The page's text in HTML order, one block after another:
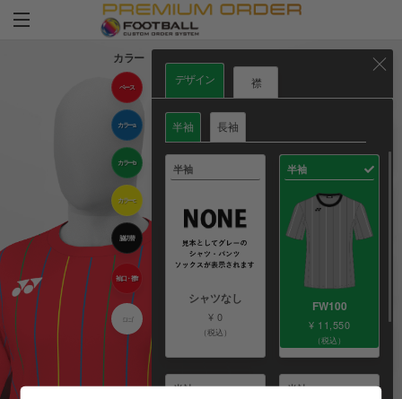
デザイン 襟
パンツ
ソックス
ロゴ
カラー
ベース
カラーa
カラーb
カラーc
脇切替
袖口・襟 f
ロゴ
半袖 長袖
半袖
シャツなし
¥ 0
（税込）
半袖
FW100
¥ 11,550
（税込）
半袖 半袖